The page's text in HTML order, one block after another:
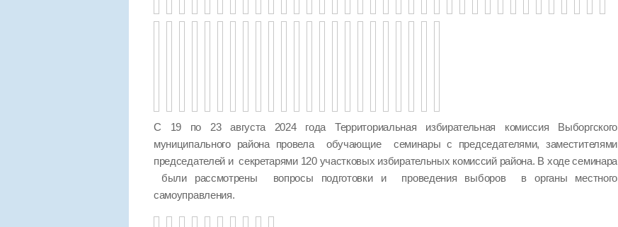
С 19 по 23 августа 2024 года Территориальная избирательная комиссия Выборгского
муниципального района провела обучающие семинары с председателями, заместителями
председателей и секретарями 120 участковых избирательных комиссий района. В ходе семинара
были рассмотрены вопросы подготовки и проведения выборов в органы местного
самоуправления.